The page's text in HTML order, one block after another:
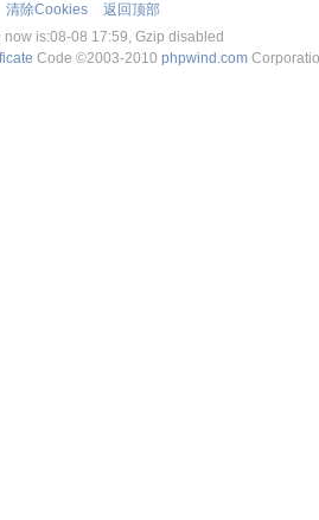
清除Cookies
返回顶部
is:08-08 17:59, Gzip disabled
Code ©2003-2010 phpwind.com